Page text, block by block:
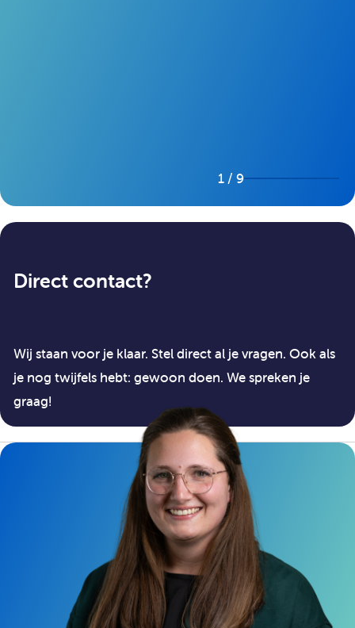
1 / 9
Direct contact?
Wij staan voor je klaar. Stel direct al je vragen. Ook als
je nog twijfels hebt: gewoon doen. We spreken je
graag!